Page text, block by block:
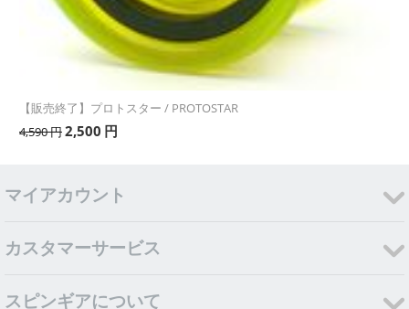
【販売終了】プロトスター / PROTOSTAR
4,590円2,500 円
マイアカウント
カスタマーサービス
スピンギアについて